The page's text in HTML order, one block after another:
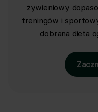
żywieniowy
treningów i
dobrana dieta